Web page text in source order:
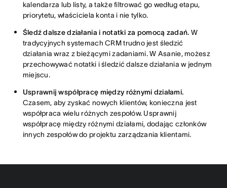
kalendarza lub listy, a także filtrować go według etapu,
priorytetu, właściciela konta i nie tylko.
Śledź dalsze działania i notatki za pomocą zadań. W
tradycyjnych systemach CRM trudno jest śledzić
działania wraz z bieżącymi zadaniami. W Asanie, możesz
przechowywać notatki i śledzić dalsze działania w jednym
miejscu.
Usprawnij współpracę między różnymi działami.
Czasem, aby zyskać nowych klientów, konieczna jest
współpraca wielu różnych zespołów. Usprawnij
współpracę między różnymi działami, dodając członków
innych zespołów do projektu zarządzania klientami.